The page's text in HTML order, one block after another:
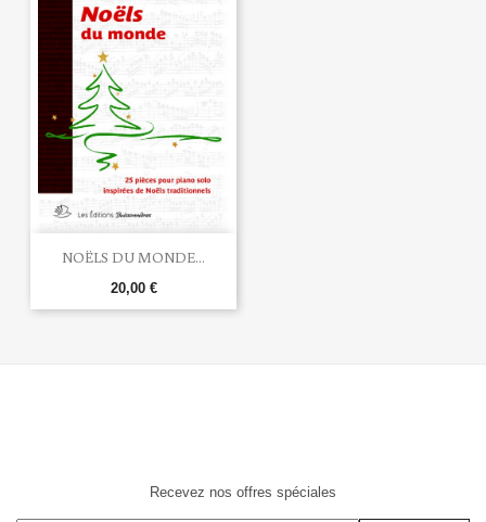
NOËLS DU MONDE...
20,00 €
Recevez nos offres spéciales